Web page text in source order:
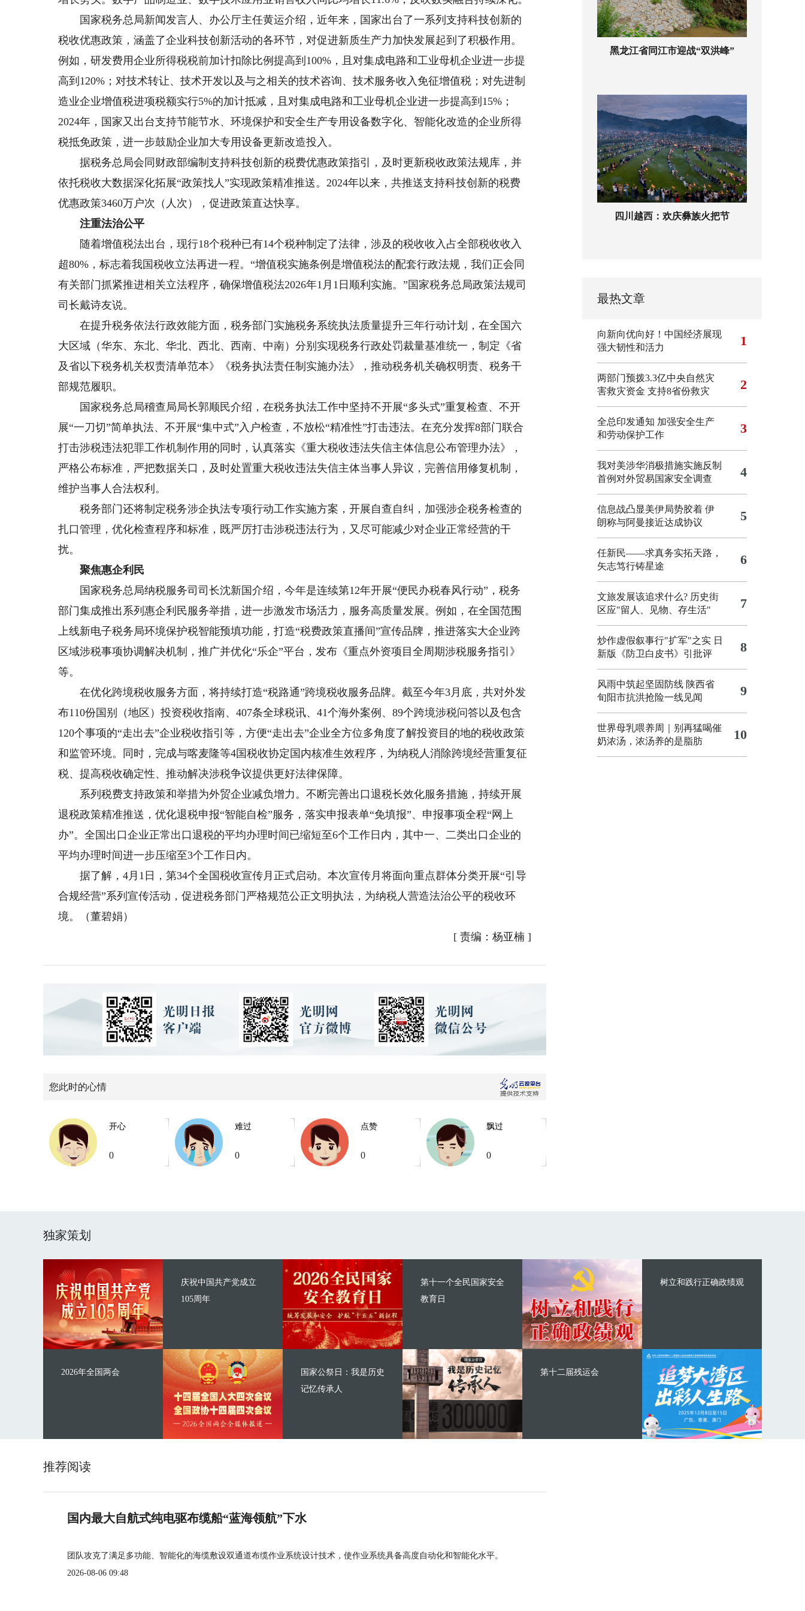
国家税务总局新闻发言人、办公厅主任黄运介绍，近年来，国家出台了一系列支持科技创新的
税收优惠政策，涵盖了企业科技创新活动的各环节，对促进新质生产力加快发展起到了积极作用。
例如，研发费用企业所得税税前加计扣除比例提高到100%，且对集成电路和工业母机企业进一步提
高到120%；对技术转让、技术开发以及与之相关的技术咨询、技术服务收入免征增值税；对先进制
造业企业增值税进项税额实行5%的加计抵减，且对集成电路和工业母机企业进一步提高到15%；
2024年，国家又出台支持节能节水、环境保护和安全生产专用设备数字化、智能化改造的企业所得
税抵免政策，进一步鼓励企业加大专用设备更新改造投入。
据税务总局会同财政部编制支持科技创新的税费优惠政策指引，及时更新税收政策法规库，并
依托税收大数据深化拓展“政策找人”实现政策精准推送。2024年以来，共推送支持科技创新的税费
优惠政策3460万户次（人次），促进政策直达快享。
注重法治公平
随着增值税法出台，现行18个税种已有14个税种制定了法律，涉及的税收收入占全部税收收入
超80%，标志着我国税收立法再进一程。“增值税实施条例是增值税法的配套行政法规，我们正会同
有关部门抓紧推进相关立法程序，确保增值税法2026年1月1日顺利实施。”国家税务总局政策法规司
司长戴诗友说。
在提升税务依法行政效能方面，税务部门实施税务系统执法质量提升三年行动计划，在全国六
大区域（华东、东北、华北、西北、西南、中南）分别实现税务行政处罚裁量基准统一，制定《省
及省以下税务机关权责清单范本》《税务执法责任制实施办法》，推动税务机关确权明责、税务干
部规范履职。
国家税务总局稽查局局长郭顺民介绍，在税务执法工作中坚持不开展“多头式”重复检查、不开
展“一刀切”简单执法、不开展“集中式”入户检查，不放松“精准性”打击违法。在充分发挥8部门联合
打击涉税违法犯罪工作机制作用的同时，认真落实《重大税收违法失信主体信息公布管理办法》，
严格公布标准，严把数据关口，及时处置重大税收违法失信主体当事人异议，完善信用修复机制，
维护当事人合法权利。
税务部门还将制定税务涉企执法专项行动工作实施方案，开展自查自纠，加强涉企税务检查的
扎口管理，优化检查程序和标准，既严厉打击涉税违法行为，又尽可能减少对企业正常经营的干
扰。
聚焦惠企利民
国家税务总局纳税服务司司长沈新国介绍，今年是连续第12年开展“便民办税春风行动”，税务
部门集成推出系列惠企利民服务举措，进一步激发市场活力，服务高质量发展。例如，在全国范围
上线新电子税务局环境保护税智能预填功能，打造“税费政策直播间”宣传品牌，推进落实大企业跨
区域涉税事项协调解决机制，推广并优化“乐企”平台，发布《重点外资项目全周期涉税服务指引》
等。
在优化跨境税收服务方面，将持续打造“税路通”跨境税收服务品牌。截至今年3月底，共对外发
布110份国别（地区）投资税收指南、407条全球税讯、41个海外案例、89个跨境涉税问答以及包含
120个事项的“走出去”企业税收指引等，方便“走出去”企业全方位多角度了解投资目的地的税收政策
和监管环境。同时，完成与喀麦隆等4国税收协定国内核准生效程序，为纳税人消除跨境经营重复征
税、提高税收确定性、推动解决涉税争议提供更好法律保障。
系列税费支持政策和举措为外贸企业减负增力。不断完善出口退税长效化服务措施，持续开展
退税政策精准推送，优化退税申报“智能自检”服务，落实申报表单“免填报”、申报事项全程“网上
办”。全国出口企业正常出口退税的平均办理时间已缩短至6个工作日内，其中一、二类出口企业的
平均办理时间进一步压缩至3个工作日内。
据了解，4月1日，第34个全国税收宣传月正式启动。本次宣传月将面向重点群体分类开展“引导
合规经营”系列宣传活动，促进税务部门严格规范公正文明执法，为纳税人营造法治公平的税收环
境。（董碧娟）
[ 责编：杨亚楠]
您此时的心情
开心
0
难过
0
点赞
0
飘过
0
黑龙江省同江市迎战“双洪峰”
四川越西：欢庆彝族火把节
最热文章
向新向优向好！中国经济展现
强大韧性和活力
1
两部门预拨3.3亿中央自然灾
害救灾资金 支持8省份救灾
2
全总印发通知 加强安全生产
和劳动保护工作
3
我对美涉华消极措施实施反制
首例对外贸易国家安全调查
4
信息战凸显美伊局势胶着 伊
朗称与阿曼接近达成协议
5
任新民——求真务实拓天路，
矢志笃行铸星途
6
文旅发展该追求什么? 历史街
区应"留人、见物、存生活"
7
炒作虚假叙事行"扩军"之实 日
新版《防卫白皮书》引批评
8
风雨中筑起坚固防线 陕西省
旬阳市抗洪抢险一线见闻
9
世界母乳喂养周｜别再猛喝催
奶浓汤，浓汤养的是脂肪
10
独家策划
庆祝中国共产党成立
105周年
2026年全国两会
第十一个全民国家安全
教育日
国家公祭日：我是历史
记忆传承人
树立和践行正确政绩观
第十二届残运会
推荐阅读
国内最大自航式纯电驱布缆船“蓝海领航”下水
团队攻克了满足多功能、智能化的海缆敷设双通道布缆作业系统设计技术，使作业系统具备高度自动化和智能化水平。
2026-08-06 09:48